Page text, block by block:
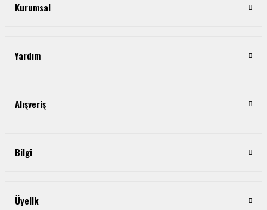
Kurumsal
Yardım
Alışveriş
Bilgi
Üyelik